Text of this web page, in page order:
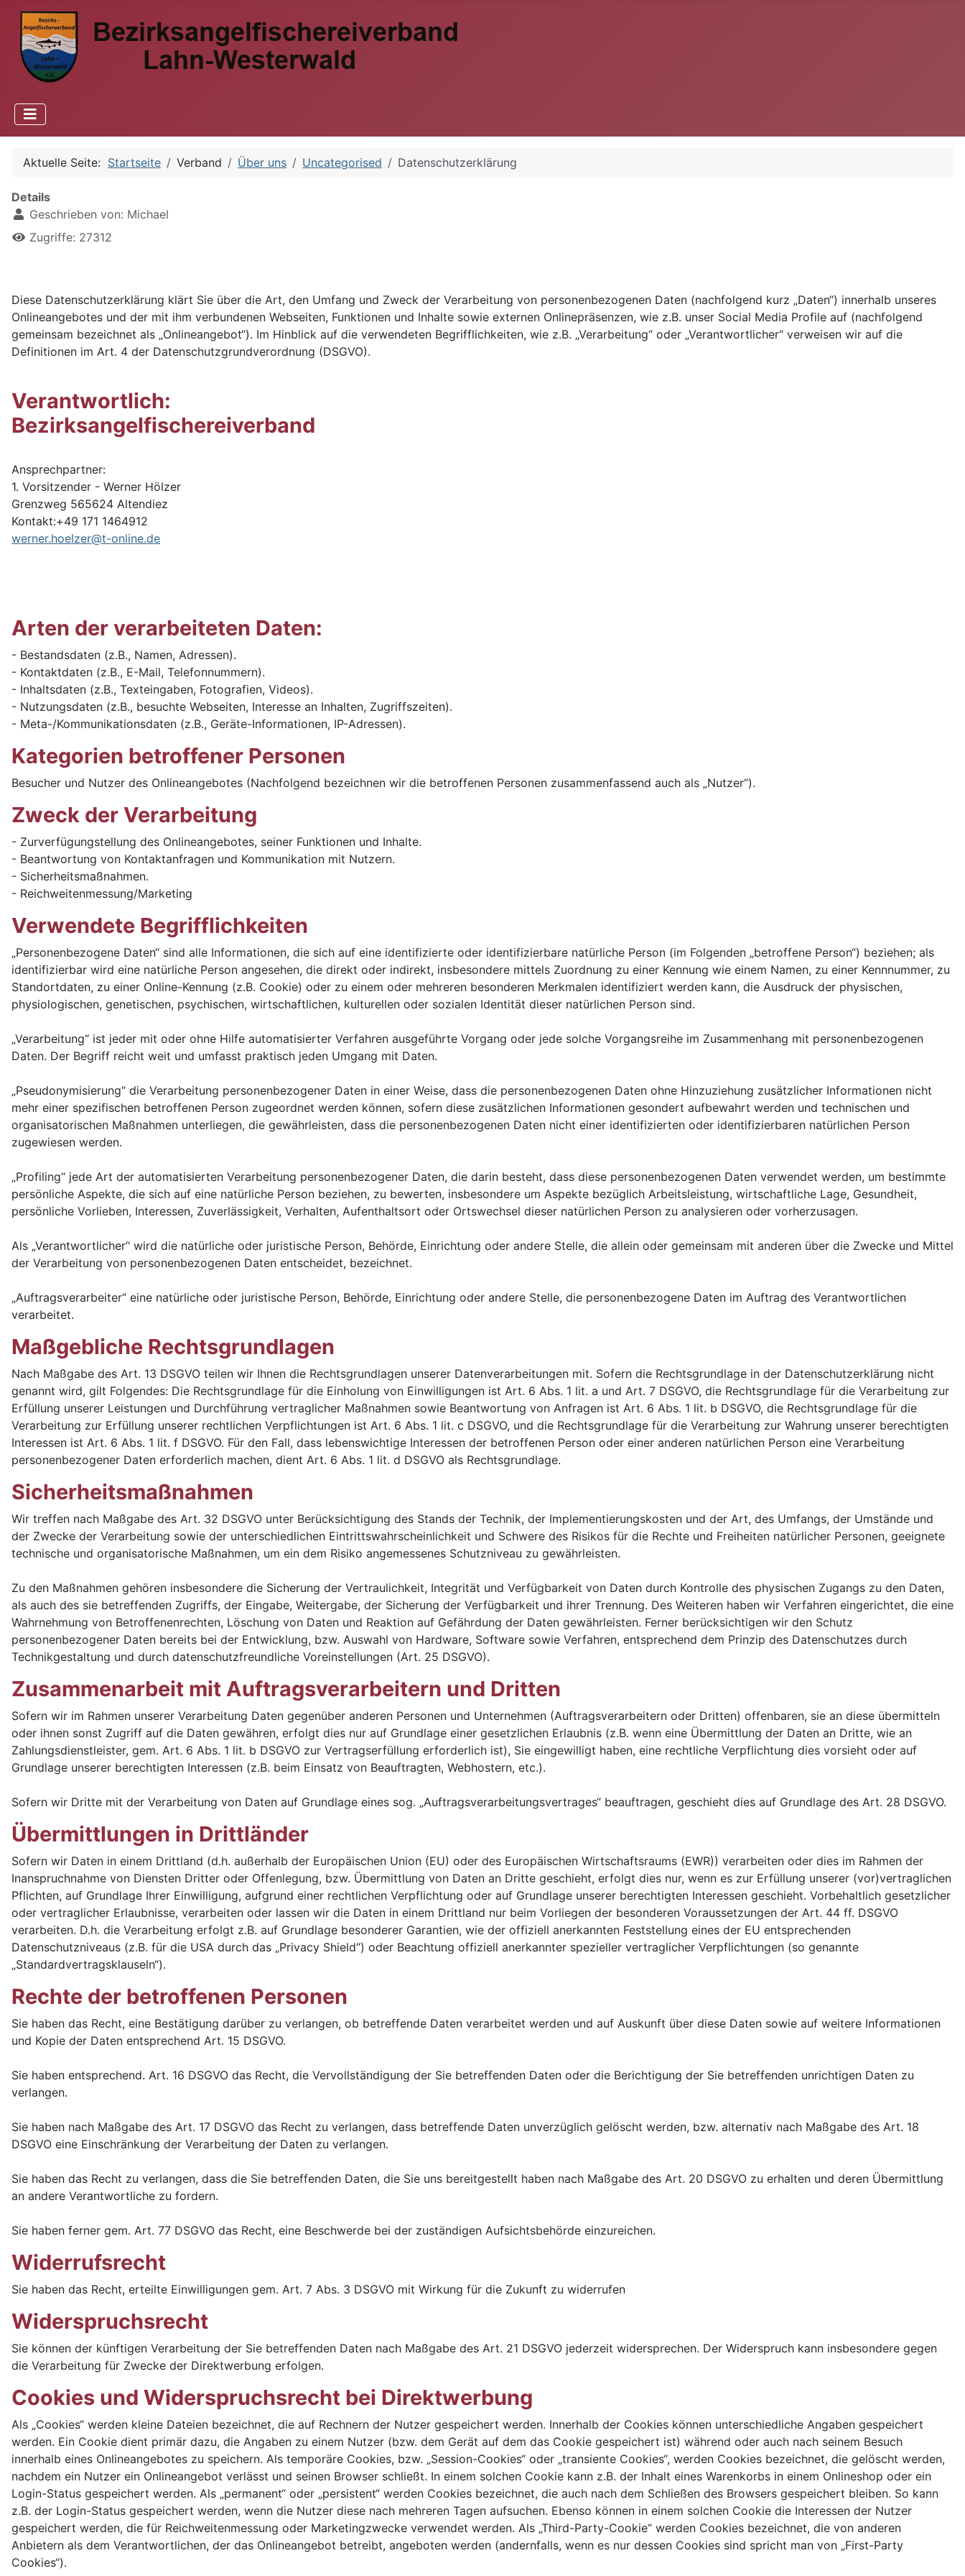
Aktuelle Seite: Startseite Verband Über uns Uncategorised Datenschutzerklärung
Details
Geschrieben von: Michael
Zugriffe: 27312
Diese Datenschutzerklärung klärt Sie über die Art, den Umfang und Zweck der Verarbeitung von personenbezogenen Daten (nachfolgend kurz „Daten“) innerhalb unseres
Onlineangebotes und der mit ihm verbundenen Webseiten, Funktionen und Inhalte sowie externen Onlinepräsenzen, wie z.B. unser Social Media Profile auf (nachfolgend
gemeinsam bezeichnet als „Onlineangebot“). Im Hinblick auf die verwendeten Begrifflichkeiten, wie z.B. „Verarbeitung“ oder „Verantwortlicher“ verweisen wir auf die
Definitionen im Art. 4 der Datenschutzgrundverordnung (DSGVO).
Verantwortlich:
Bezirksangelfischereiverband
Ansprechpartner:
1. Vorsitzender - Werner Hölzer
Grenzweg 565624 Altendiez
Kontakt:+49 171 1464912
werner.hoelzer@t-online.de
Arten der verarbeiteten Daten:
- Bestandsdaten (z.B., Namen, Adressen).
- Kontaktdaten (z.B., E-Mail, Telefonnummern).
- Inhaltsdaten (z.B., Texteingaben, Fotografien, Videos).
- Nutzungsdaten (z.B., besuchte Webseiten, Interesse an Inhalten, Zugriffszeiten).
- Meta-/Kommunikationsdaten (z.B., Geräte-Informationen, IP-Adressen).
Kategorien betroffener Personen
Besucher und Nutzer des Onlineangebotes (Nachfolgend bezeichnen wir die betroffenen Personen zusammenfassend auch als „Nutzer“).
Zweck der Verarbeitung
- Zurverfügungstellung des Onlineangebotes, seiner Funktionen und Inhalte.
- Beantwortung von Kontaktanfragen und Kommunikation mit Nutzern.
- Sicherheitsmaßnahmen.
- Reichweitenmessung/Marketing
Verwendete Begrifflichkeiten
„Personenbezogene Daten“ sind alle Informationen, die sich auf eine identifizierte oder identifizierbare natürliche Person (im Folgenden „betroffene Person“) beziehen; als
identifizierbar wird eine natürliche Person angesehen, die direkt oder indirekt, insbesondere mittels Zuordnung zu einer Kennung wie einem Namen, zu einer Kennnummer, zu
Standortdaten, zu einer Online-Kennung (z.B. Cookie) oder zu einem oder mehreren besonderen Merkmalen identifiziert werden kann, die Ausdruck der physischen,
physiologischen, genetischen, psychischen, wirtschaftlichen, kulturellen oder sozialen Identität dieser natürlichen Person sind.
„Verarbeitung“ ist jeder mit oder ohne Hilfe automatisierter Verfahren ausgeführte Vorgang oder jede solche Vorgangsreihe im Zusammenhang mit personenbezogenen
Daten. Der Begriff reicht weit und umfasst praktisch jeden Umgang mit Daten.
„Pseudonymisierung“ die Verarbeitung personenbezogener Daten in einer Weise, dass die personenbezogenen Daten ohne Hinzuziehung zusätzlicher Informationen nicht
mehr einer spezifischen betroffenen Person zugeordnet werden können, sofern diese zusätzlichen Informationen gesondert aufbewahrt werden und technischen und
organisatorischen Maßnahmen unterliegen, die gewährleisten, dass die personenbezogenen Daten nicht einer identifizierten oder identifizierbaren natürlichen Person
zugewiesen werden.
„Profiling“ jede Art der automatisierten Verarbeitung personenbezogener Daten, die darin besteht, dass diese personenbezogenen Daten verwendet werden, um bestimmte
persönliche Aspekte, die sich auf eine natürliche Person beziehen, zu bewerten, insbesondere um Aspekte bezüglich Arbeitsleistung, wirtschaftliche Lage, Gesundheit,
persönliche Vorlieben, Interessen, Zuverlässigkeit, Verhalten, Aufenthaltsort oder Ortswechsel dieser natürlichen Person zu analysieren oder vorherzusagen.
Als „Verantwortlicher“ wird die natürliche oder juristische Person, Behörde, Einrichtung oder andere Stelle, die allein oder gemeinsam mit anderen über die Zwecke und Mittel
der Verarbeitung von personenbezogenen Daten entscheidet, bezeichnet.
„Auftragsverarbeiter“ eine natürliche oder juristische Person, Behörde, Einrichtung oder andere Stelle, die personenbezogene Daten im Auftrag des Verantwortlichen
verarbeitet.
Maßgebliche Rechtsgrundlagen
Nach Maßgabe des Art. 13 DSGVO teilen wir Ihnen die Rechtsgrundlagen unserer Datenverarbeitungen mit. Sofern die Rechtsgrundlage in der Datenschutzerklärung nicht
genannt wird, gilt Folgendes: Die Rechtsgrundlage für die Einholung von Einwilligungen ist Art. 6 Abs. 1 lit. a und Art. 7 DSGVO, die Rechtsgrundlage für die Verarbeitung zur
Erfüllung unserer Leistungen und Durchführung vertraglicher Maßnahmen sowie Beantwortung von Anfragen ist Art. 6 Abs. 1 lit. b DSGVO, die Rechtsgrundlage für die
Verarbeitung zur Erfüllung unserer rechtlichen Verpflichtungen ist Art. 6 Abs. 1 lit. c DSGVO, und die Rechtsgrundlage für die Verarbeitung zur Wahrung unserer berechtigten
Interessen ist Art. 6 Abs. 1 lit. f DSGVO. Für den Fall, dass lebenswichtige Interessen der betroffenen Person oder einer anderen natürlichen Person eine Verarbeitung
personenbezogener Daten erforderlich machen, dient Art. 6 Abs. 1 lit. d DSGVO als Rechtsgrundlage.
Sicherheitsmaßnahmen
Wir treffen nach Maßgabe des Art. 32 DSGVO unter Berücksichtigung des Stands der Technik, der Implementierungskosten und der Art, des Umfangs, der Umstände und
der Zwecke der Verarbeitung sowie der unterschiedlichen Eintrittswahrscheinlichkeit und Schwere des Risikos für die Rechte und Freiheiten natürlicher Personen, geeignete
technische und organisatorische Maßnahmen, um ein dem Risiko angemessenes Schutzniveau zu gewährleisten.
Zu den Maßnahmen gehören insbesondere die Sicherung der Vertraulichkeit, Integrität und Verfügbarkeit von Daten durch Kontrolle des physischen Zugangs zu den Daten,
als auch des sie betreffenden Zugriffs, der Eingabe, Weitergabe, der Sicherung der Verfügbarkeit und ihrer Trennung. Des Weiteren haben wir Verfahren eingerichtet, die eine
Wahrnehmung von Betroffenenrechten, Löschung von Daten und Reaktion auf Gefährdung der Daten gewährleisten. Ferner berücksichtigen wir den Schutz
personenbezogener Daten bereits bei der Entwicklung, bzw. Auswahl von Hardware, Software sowie Verfahren, entsprechend dem Prinzip des Datenschutzes durch
Technikgestaltung und durch datenschutzfreundliche Voreinstellungen (Art. 25 DSGVO).
Zusammenarbeit mit Auftragsverarbeitern und Dritten
Sofern wir im Rahmen unserer Verarbeitung Daten gegenüber anderen Personen und Unternehmen (Auftragsverarbeitern oder Dritten) offenbaren, sie an diese übermitteln
oder ihnen sonst Zugriff auf die Daten gewähren, erfolgt dies nur auf Grundlage einer gesetzlichen Erlaubnis (z.B. wenn eine Übermittlung der Daten an Dritte, wie an
Zahlungsdienstleister, gem. Art. 6 Abs. 1 lit. b DSGVO zur Vertragserfüllung erforderlich ist), Sie eingewilligt haben, eine rechtliche Verpflichtung dies vorsieht oder auf
Grundlage unserer berechtigten Interessen (z.B. beim Einsatz von Beauftragten, Webhostern, etc.).
Sofern wir Dritte mit der Verarbeitung von Daten auf Grundlage eines sog. „Auftragsverarbeitungsvertrages“ beauftragen, geschieht dies auf Grundlage des Art. 28 DSGVO.
Übermittlungen in Drittländer
Sofern wir Daten in einem Drittland (d.h. außerhalb der Europäischen Union (EU) oder des Europäischen Wirtschaftsraums (EWR)) verarbeiten oder dies im Rahmen der
Inanspruchnahme von Diensten Dritter oder Offenlegung, bzw. Übermittlung von Daten an Dritte geschieht, erfolgt dies nur, wenn es zur Erfüllung unserer (vor)vertraglichen
Pflichten, auf Grundlage Ihrer Einwilligung, aufgrund einer rechtlichen Verpflichtung oder auf Grundlage unserer berechtigten Interessen geschieht. Vorbehaltlich gesetzlicher
oder vertraglicher Erlaubnisse, verarbeiten oder lassen wir die Daten in einem Drittland nur beim Vorliegen der besonderen Voraussetzungen der Art. 44 ff. DSGVO
verarbeiten. D.h. die Verarbeitung erfolgt z.B. auf Grundlage besonderer Garantien, wie der offiziell anerkannten Feststellung eines der EU entsprechenden
Datenschutzniveaus (z.B. für die USA durch das „Privacy Shield“) oder Beachtung offiziell anerkannter spezieller vertraglicher Verpflichtungen (so genannte
„Standardvertragsklauseln“).
Rechte der betroffenen Personen
Sie haben das Recht, eine Bestätigung darüber zu verlangen, ob betreffende Daten verarbeitet werden und auf Auskunft über diese Daten sowie auf weitere Informationen
und Kopie der Daten entsprechend Art. 15 DSGVO.
Sie haben entsprechend. Art. 16 DSGVO das Recht, die Vervollständigung der Sie betreffenden Daten oder die Berichtigung der Sie betreffenden unrichtigen Daten zu
verlangen.
Sie haben nach Maßgabe des Art. 17 DSGVO das Recht zu verlangen, dass betreffende Daten unverzüglich gelöscht werden, bzw. alternativ nach Maßgabe des Art. 18
DSGVO eine Einschränkung der Verarbeitung der Daten zu verlangen.
Sie haben das Recht zu verlangen, dass die Sie betreffenden Daten, die Sie uns bereitgestellt haben nach Maßgabe des Art. 20 DSGVO zu erhalten und deren Übermittlung
an andere Verantwortliche zu fordern.
Sie haben ferner gem. Art. 77 DSGVO das Recht, eine Beschwerde bei der zuständigen Aufsichtsbehörde einzureichen.
Widerrufsrecht
Sie haben das Recht, erteilte Einwilligungen gem. Art. 7 Abs. 3 DSGVO mit Wirkung für die Zukunft zu widerrufen
Widerspruchsrecht
Sie können der künftigen Verarbeitung der Sie betreffenden Daten nach Maßgabe des Art. 21 DSGVO jederzeit widersprechen. Der Widerspruch kann insbesondere gegen
die Verarbeitung für Zwecke der Direktwerbung erfolgen.
Cookies und Widerspruchsrecht bei Direktwerbung
Als „Cookies“ werden kleine Dateien bezeichnet, die auf Rechnern der Nutzer gespeichert werden. Innerhalb der Cookies können unterschiedliche Angaben gespeichert
werden. Ein Cookie dient primär dazu, die Angaben zu einem Nutzer (bzw. dem Gerät auf dem das Cookie gespeichert ist) während oder auch nach seinem Besuch
innerhalb eines Onlineangebotes zu speichern. Als temporäre Cookies, bzw. „Session-Cookies“ oder „transiente Cookies“, werden Cookies bezeichnet, die gelöscht werden,
nachdem ein Nutzer ein Onlineangebot verlässt und seinen Browser schließt. In einem solchen Cookie kann z.B. der Inhalt eines Warenkorbs in einem Onlineshop oder ein
Login-Status gespeichert werden. Als „permanent“ oder „persistent“ werden Cookies bezeichnet, die auch nach dem Schließen des Browsers gespeichert bleiben. So kann
z.B. der Login-Status gespeichert werden, wenn die Nutzer diese nach mehreren Tagen aufsuchen. Ebenso können in einem solchen Cookie die Interessen der Nutzer
gespeichert werden, die für Reichweitenmessung oder Marketingzwecke verwendet werden. Als „Third-Party-Cookie“ werden Cookies bezeichnet, die von anderen
Anbietern als dem Verantwortlichen, der das Onlineangebot betreibt, angeboten werden (andernfalls, wenn es nur dessen Cookies sind spricht man von „First-Party
Cookies“).